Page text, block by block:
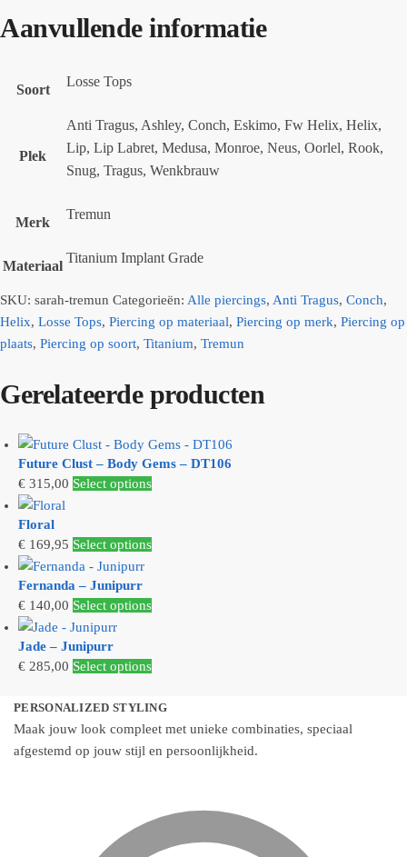
Aanvullende informatie
Soort
Losse Tops
Plek
Anti Tragus, Ashley, Conch, Eskimo, Fw Helix, Helix,
Lip, Lip Labret, Medusa, Monroe, Neus, Oorlel, Rook,
Snug, Tragus, Wenkbrauw
Merk
Tremun
Materiaal
Titanium Implant Grade
SKU: sarah-tremun Categorieën: Alle piercings, Anti Tragus, Conch,
Helix, Losse Tops, Piercing op materiaal, Piercing op merk, Piercing op
plaats, Piercing op soort, Titanium, Tremun
Gerelateerde producten
Future Clust – Body Gems – DT106
€ 315,00 Select options
Floral
€ 169,95 Select options
Fernanda – Junipurr
€ 140,00 Select options
Jade – Junipurr
€ 285,00 Select options
PERSONALIZED STYLING
Maak jouw look compleet met unieke combinaties, speciaal
afgestemd op jouw stijl en persoonlijkheid.